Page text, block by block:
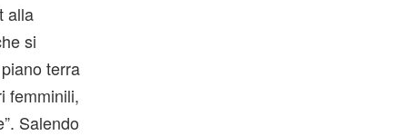
alla
si
terra
femminili,
Salendo